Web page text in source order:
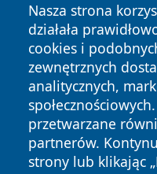
Nasza strona
działała
cookies i
zewnętrznych
analitycznych,
przetwarzane
partnerów.
strony lub klikając
Copyright © 2026
News Autorzy